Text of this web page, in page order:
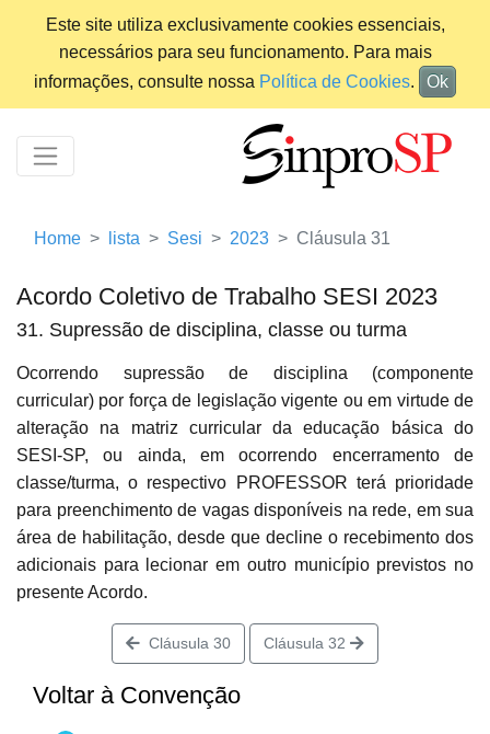
Este site utiliza exclusivamente cookies essenciais,
necessários para seu funcionamento. Para mais
informações, consulte nossa Política de Cookies. Ok
Home lista Sesi 2023 Cláusula 31
Acordo Coletivo de Trabalho SESI 2023
31. Supressão de disciplina, classe ou turma
Ocorrendo supressão de disciplina (componente
curricular) por força de legislação vigente ou em virtude de
alteração na matriz curricular da educação básica do
SESI-SP, ou ainda, em ocorrendo encerramento de
classe/turma, o respectivo PROFESSOR terá prioridade
para preenchimento de vagas disponíveis na rede, em sua
área de habilitação, desde que decline o recebimento dos
adicionais para lecionar em outro município previstos no
presente Acordo.
Cláusula 30 Cláusula 32
Voltar à Convenção